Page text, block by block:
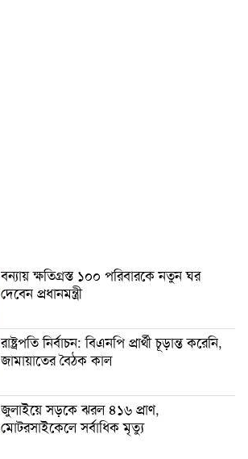
বন্যায় ক্ষতিগ্রস্ত ১০০ পরিবারকে নতুন ঘর
দেবেন প্রধানমন্ত্রী
রাষ্ট্রপতি নির্বাচন: বিএনপি প্রার্থী চূড়ান্ত করেনি,
জামায়াতের বৈঠক কাল
জুলাইয়ে সড়কে ঝরল ৪১৬ প্রাণ,
মোটরসাইকেলে সর্বাধিক মৃত্যু